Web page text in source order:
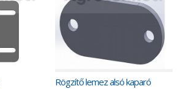
Rögzítő lemez alsó kaparó